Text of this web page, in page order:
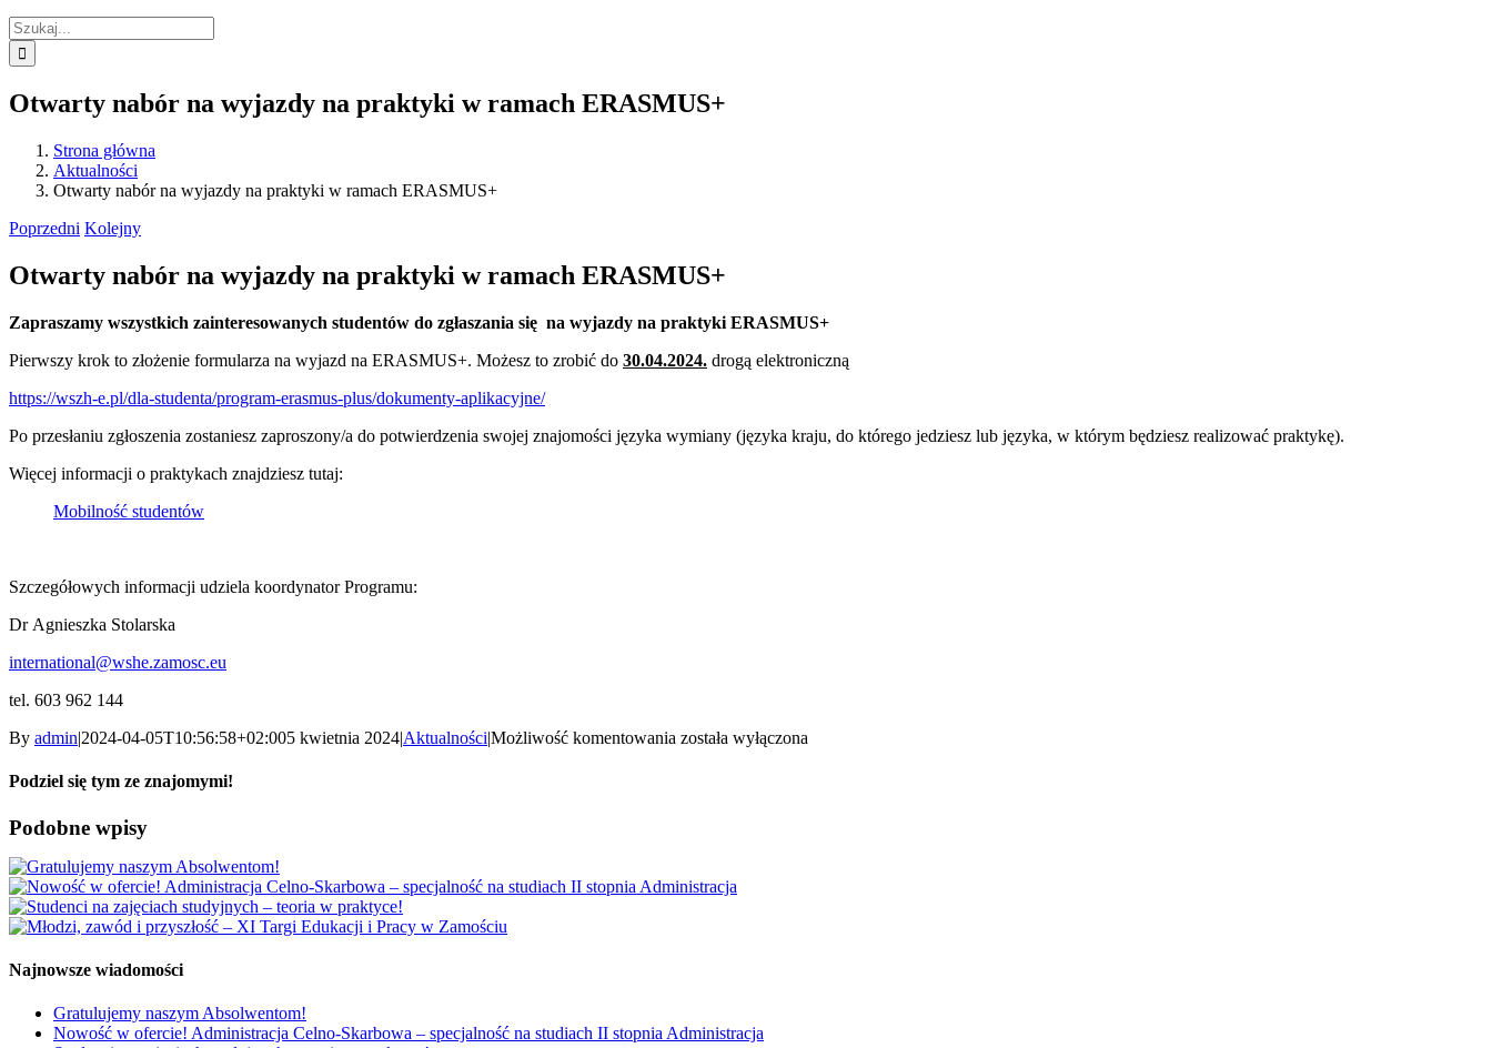
Szukaj
Otwarty nabór na wyjazdy na praktyki w ramach ERASMUS+
Strona główna
Aktualności
Otwarty nabór na wyjazdy na praktyki w ramach ERASMUS+
Poprzedni Kolejny
Otwarty nabór na wyjazdy na praktyki w ramach ERASMUS+
Zapraszamy wszystkich zainteresowanych studentów do zgłaszania się na wyjazdy na praktyki ERASMUS+
Pierwszy krok to złożenie formularza na wyjazd na ERASMUS+. Możesz to zrobić do 30.04.2024. drogą elektroniczną
https://wszh-e.pl/dla-studenta/program-erasmus-plus/dokumenty-aplikacyjne/
Po przesłaniu zgłoszenia zostaniesz zaproszony/a do potwierdzenia swojej znajomości języka wymiany (języka kraju, do którego jedziesz lub języka, w którym będziesz realizować praktykę).
Więcej informacji o praktykach znajdziesz tutaj:
Mobilność studentów
Szczegółowych informacji udziela koordynator Programu:
Dr Agnieszka Stolarska
international@wshe.zamosc.eu
tel. 603 962 144
By admin|2024-04-05T10:56:58+02:005 kwietnia 2024|Aktualności|Możliwość komentowania Otwarty nabór
została wyłączona
Podziel się tym ze znajomymi!
Facebook
X
Reddit
LinkedIn
WhatsApp
Tumblr
Pinterest
Vk
Xing
Email
Podobne wpisy
Najnowsze wiadomości
Gratulujemy naszym Absolwentom!
Nowość w ofercie! Administracja Celno-Skarbowa – specjalność na studiach II stopnia Administracja